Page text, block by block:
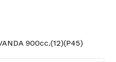
900cc.(12)(P45)